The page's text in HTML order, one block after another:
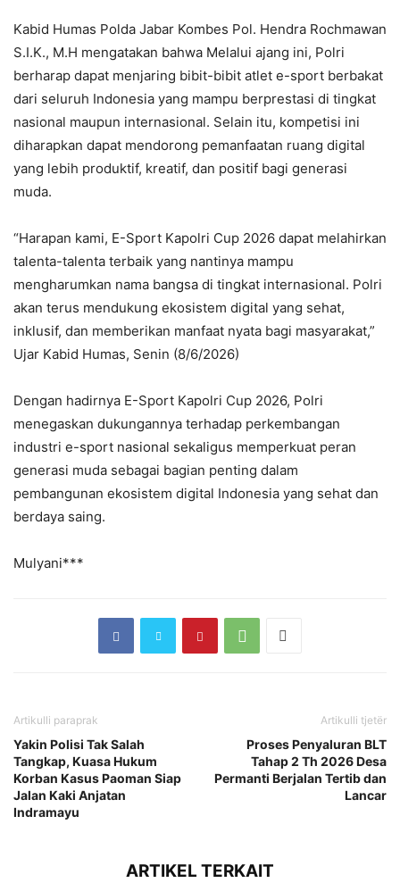
Kabid Humas Polda Jabar Kombes Pol. Hendra Rochmawan
S.I.K., M.H mengatakan bahwa Melalui ajang ini, Polri
berharap dapat menjaring bibit-bibit atlet e-sport berbakat
dari seluruh Indonesia yang mampu berprestasi di tingkat
nasional maupun internasional. Selain itu, kompetisi ini
diharapkan dapat mendorong pemanfaatan ruang digital
yang lebih produktif, kreatif, dan positif bagi generasi
muda.
“Harapan kami, E-Sport Kapolri Cup 2026 dapat melahirkan
talenta-talenta terbaik yang nantinya mampu
mengharumkan nama bangsa di tingkat internasional. Polri
akan terus mendukung ekosistem digital yang sehat,
inklusif, dan memberikan manfaat nyata bagi masyarakat,”
Ujar Kabid Humas, Senin (8/6/2026)
Dengan hadirnya E-Sport Kapolri Cup 2026, Polri
menegaskan dukungannya terhadap perkembangan
industri e-sport nasional sekaligus memperkuat peran
generasi muda sebagai bagian penting dalam
pembangunan ekosistem digital Indonesia yang sehat dan
berdaya saing.
Mulyani***
Artikulli paraprak
Yakin Polisi Tak Salah
Tangkap, Kuasa Hukum
Korban Kasus Paoman Siap
Jalan Kaki Anjatan
Indramayu
Artikulli tjetër
Proses Penyaluran BLT
Tahap 2 Th 2026 Desa
Permanti Berjalan Tertib dan
Lancar
ARTIKEL TERKAIT